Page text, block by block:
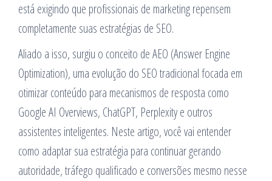
está exigindo que profissionais de marketing repensem
completamente suas estratégias de SEO.
Aliado a isso, surgiu o conceito de AEO (Answer Engine
Optimization), uma evolução do SEO tradicional focada em
otimizar conteúdo para mecanismos de resposta como
Google AI Overviews, ChatGPT, Perplexity e outros
assistentes inteligentes. Neste artigo, você vai entender
como adaptar sua estratégia para continuar gerando
autoridade, tráfego qualificado e conversões mesmo nesse